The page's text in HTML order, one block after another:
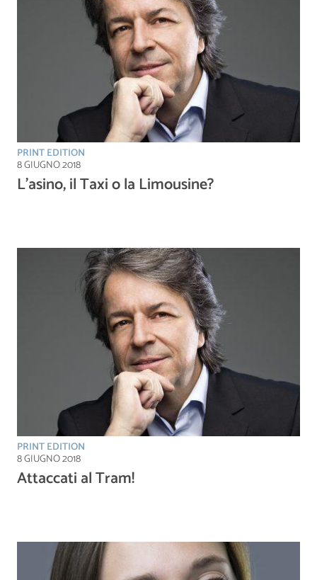
PRINT EDITION
8 GIUGNO 2018
L’asino, il Taxi o la Limousine?
PRINT EDITION
8 GIUGNO 2018
Attaccati al Tram!